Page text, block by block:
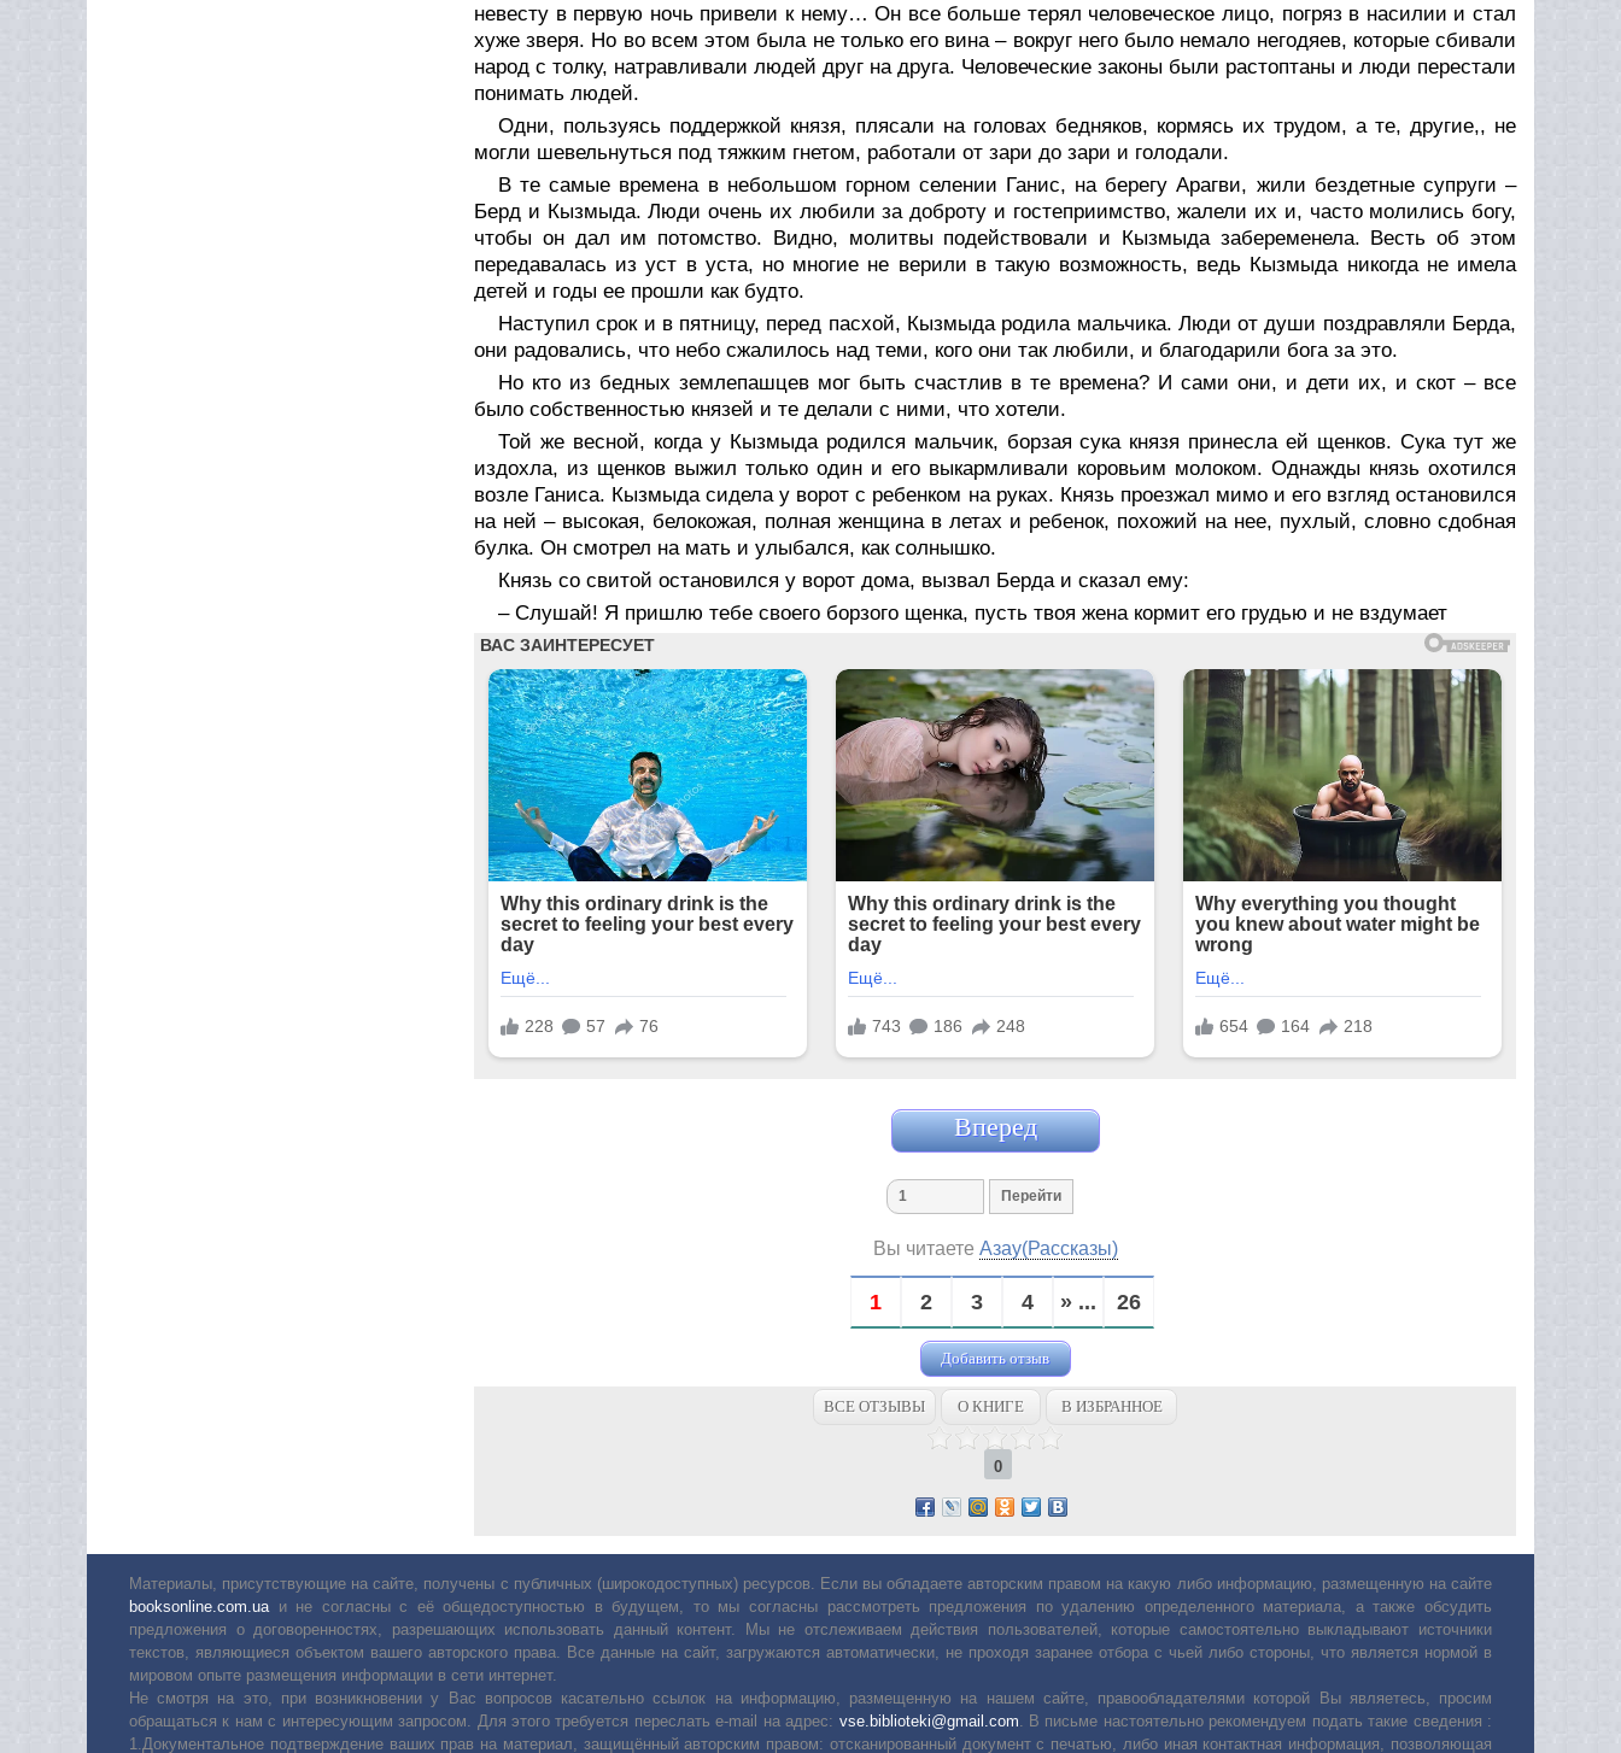
невесту в первую ночь привели к нему… Он все больше терял человеческое лицо, погряз в насилии и стал
хуже зверя. Но во всем этом была не только его вина – вокруг него было немало негодяев, которые сбивали
народ с толку, натравливали людей друг на друга. Человеческие законы были растоптаны и люди перестали
понимать людей.
Одни, пользуясь поддержкой князя, плясали на головах бедняков, кормясь их трудом, а те, другие,, не
могли шевельнуться под тяжким гнетом, работали от зари до зари и голодали.
В те самые времена в небольшом горном селении Ганис, на берегу Арагви, жили бездетные супруги –
Берд и Кызмыда. Люди очень их любили за доброту и гостеприимство, жалели их и, часто молились богу,
чтобы он дал им потомство. Видно, молитвы подействовали и Кызмыда забеременела. Весть об этом
передавалась из уст в уста, но многие не верили в такую возможность, ведь Кызмыда никогда не имела
детей и годы ее прошли как будто.
Наступил срок и в пятницу, перед пасхой, Кызмыда родила мальчика. Люди от души поздравляли Берда,
они радовались, что небо сжалилось над теми, кого они так любили, и благодарили бога за это.
Но кто из бедных землепашцев мог быть счастлив в те времена? И сами они, и дети их, и скот – все
было собственностью князей и те делали с ними, что хотели.
Той же весной, когда у Кызмыда родился мальчик, борзая сука князя принесла ей щенков. Сука тут же
издохла, из щенков выжил только один и его выкармливали коровьим молоком. Однажды князь охотился
возле Ганиса. Кызмыда сидела у ворот с ребенком на руках. Князь проезжал мимо и его взгляд остановился
на ней – высокая, белокожая, полная женщина в летах и ребенок, похожий на нее, пухлый, словно сдобная
булка. Он смотрел на мать и улыбался, как солнышко.
Князь со свитой остановился у ворот дома, вызвал Берда и сказал ему:
– Слушай! Я пришлю тебе своего борзого щенка, пусть твоя жена кормит его грудью и не вздумает
Вперед
Вы читаете Азау(Рассказы)
1 2 3 4 » ... 26
Добавить отзыв
ВСЕ ОТЗЫВЫ О КНИГЕ В ИЗБРАННОЕ
0
Материалы, присутствующие на сайте, получены с публичных (широкодоступных) ресурсов. Если вы обладаете авторским правом на какую либо информацию, размещенную на сайте
booksonline.com.ua и не согласны с её общедоступностью в будущем, то мы согласны рассмотреть предложения по удалению определенного материала, а также обсудить
предложения о договоренностях, разрешающих использовать данный контент. Мы не отслеживаем действия пользователей, которые самостоятельно выкладывают источники
текстов, являющиеся объектом вашего авторского права. Все данные на сайт, загружаются автоматически, не проходя заранее отбора с чьей либо стороны, что является нормой в
мировом опыте размещения информации в сети интернет.
Не смотря на это, при возникновении у Вас вопросов касательно ссылок на информацию, размещенную на нашем сайте, правообладателями которой Вы являетесь, просим
обращаться к нам с интересующим запросом. Для этого требуется переслать е-mail на адрес: vse.biblioteki@gmail.com . В письме настоятельно рекомендуем подать такие сведения :
1.Документальное подтверждение ваших прав на материал, защищённый авторским правом: отсканированный документ с печатью, либо иная контактная информация, позволяющая